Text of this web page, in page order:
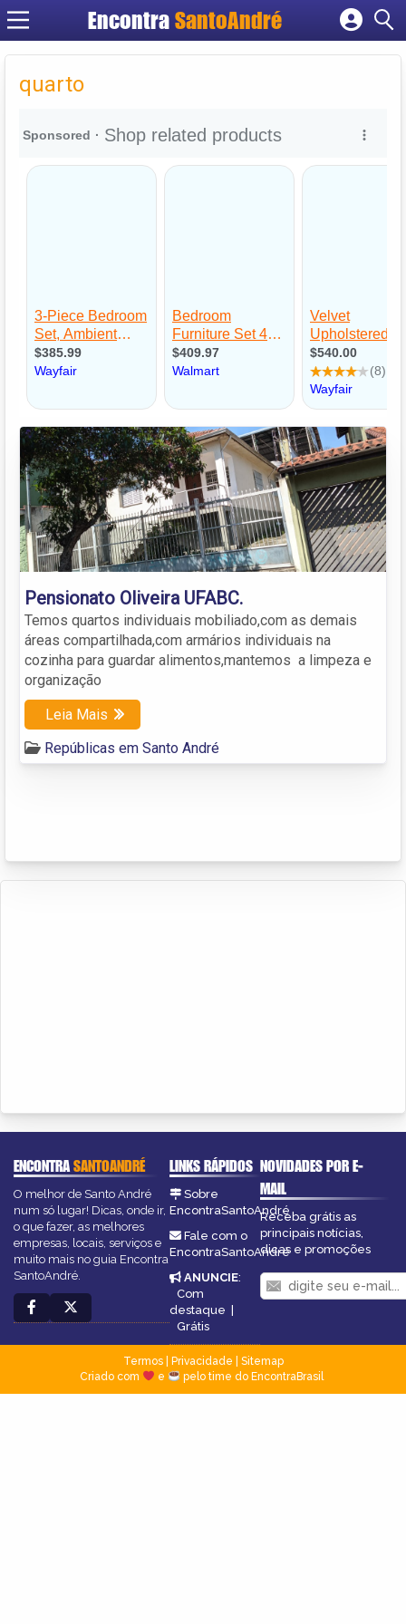
Encontra SantoAndré
Cadastrar empresa
quarto
Pensionato Oliveira UFABC.
Temos quartos individuais mobiliado,com as demais
áreas compartilhada,com armários individuais na
cozinha para guardar alimentos,mantemos a limpeza e
organização
Leia Mais
Repúblicas em Santo André
ENCONTRASANTOANDRÉ
O melhor de Santo André
num só lugar! Dicas, onde ir,
o que fazer, as melhores
empresas, locais, serviços e
muito mais no guia Encontra
SantoAndré.
LINKS RÁPIDOS
Sobre
EncontraSantoAndré
Fale com o
EncontraSantoAndré
ANUNCIE:
Com
destaque |
Grátis
NOVIDADES POR E-
MAIL
Receba grátis as
principais notícias,
dicas e promoções
Termos| Privacidade
Sitemap
Criado com
e pelo time do EncontraBrasil